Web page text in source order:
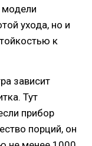
модели
ухода, но и
к
зависит
Тут
прибор
порций, он